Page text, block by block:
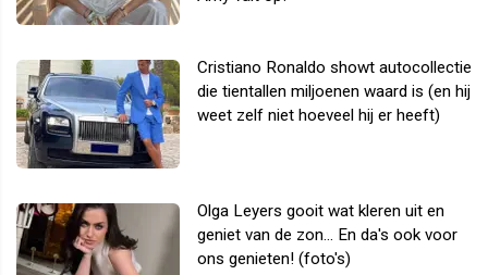
Cristiano Ronaldo showt autocollectie
die tientallen miljoenen waard is (en hij
weet zelf niet hoeveel hij er heeft)
Olga Leyers gooit wat kleren uit en
geniet van de zon... En da's ook voor
ons genieten! (foto's)